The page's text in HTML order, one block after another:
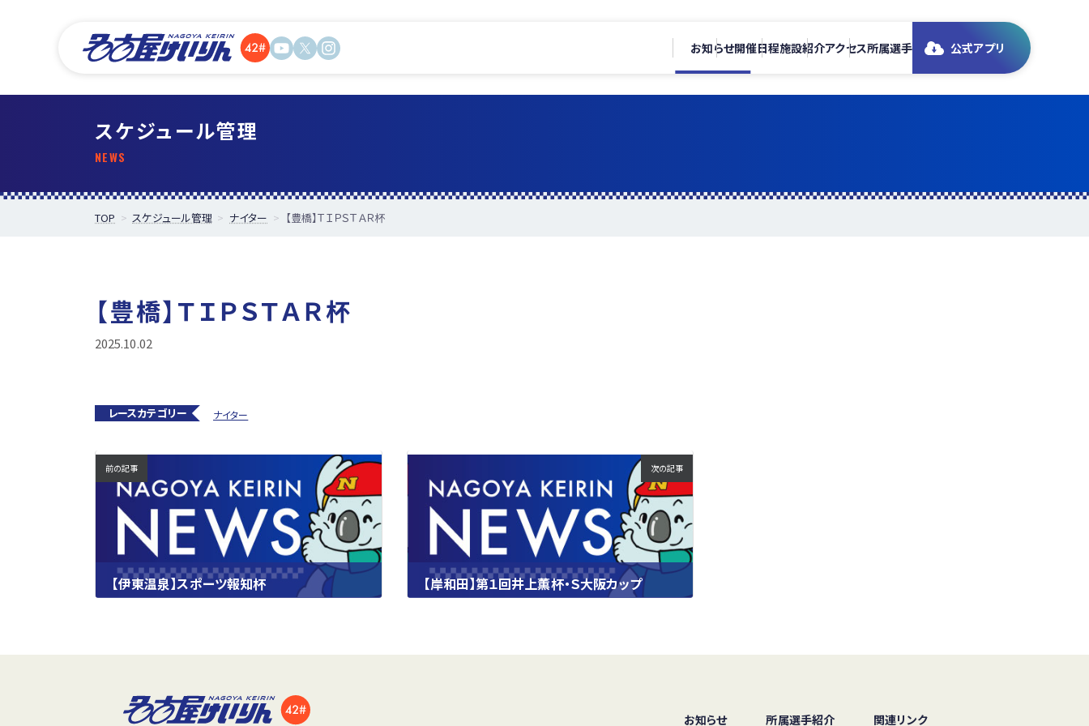
お知らせ開催日程施設紹介アクセス所属選手 公式アプリ
スケジュール管理
TOP スケジュール管理 ナイター 【豊橋】ＴＩＰＳＴＡＲ杯
【豊橋】ＴＩＰＳＴＡＲ杯
2025.10.02
レースカテゴリー ナイター
前の記事
【伊東温泉】スポーツ報知杯
次の記事
【岸和田】第１回井上薫杯・Ｓ大阪カップ
お知らせ 所属選手紹介 関連リンク